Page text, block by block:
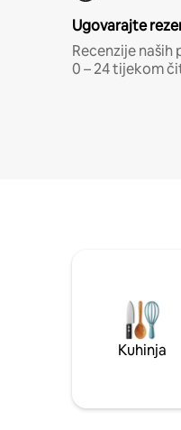
Ugovarajte
Recenzije
0 – 24 tijekom
Kuhinja